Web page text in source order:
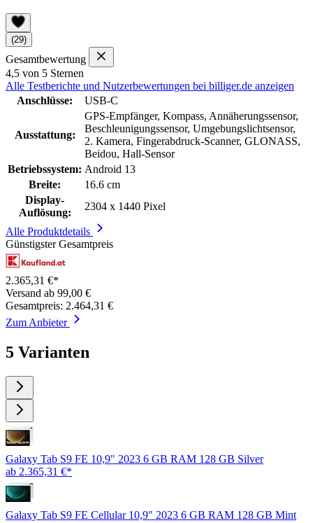
(29)
Gesamtbewertung
4,5 von 5 Sternen
Alle Testberichte und Nutzerbewertungen bei billiger.de anzeigen
Anschlüsse:
USB-C
Ausstattung:
GPS-Empfänger, Kompass, Annäherungssensor,
Beschleunigungssensor, Umgebungslichtsensor,
2. Kamera, Fingerabdruck-Scanner, GLONASS,
Beidou, Hall-Sensor
Betriebssystem: Android 13
Breite:
16.6 cm
Display-
Auflösung:
2304 x 1440 Pixel
Alle Produktdetails
Günstigster Gesamtpreis
2.365,31 €*
Versand ab 99,00 €
Gesamtpreis: 2.464,31 €
Zum Anbieter
5 Varianten
Galaxy Tab S9 FE 10,9" 2023 6 GB RAM 128 GB Silver
ab 2.365,31 €*
Galaxy Tab S9 FE Cellular 10,9" 2023 6 GB RAM 128 GB Mint